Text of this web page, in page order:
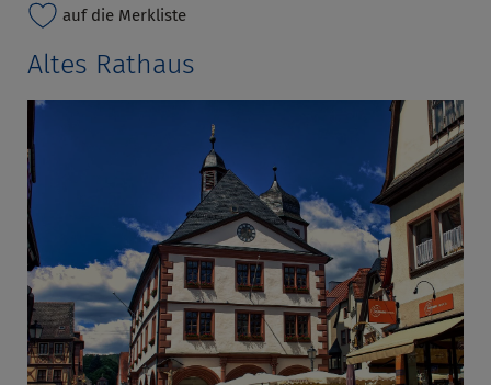
auf die Merkliste
Altes Rathaus